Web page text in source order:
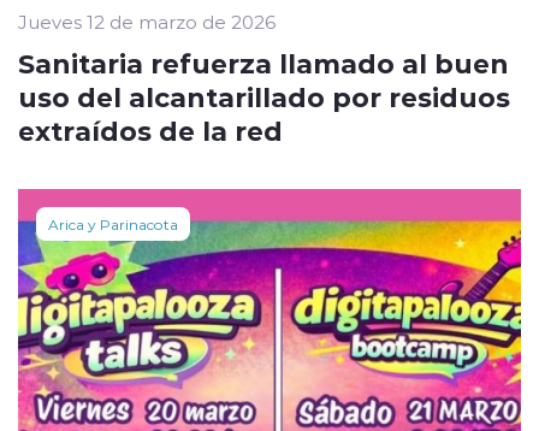
Jueves 12 de marzo de 2026
Sanitaria refuerza llamado al buen
uso del alcantarillado por residuos
extraídos de la red
Arica y Parinacota